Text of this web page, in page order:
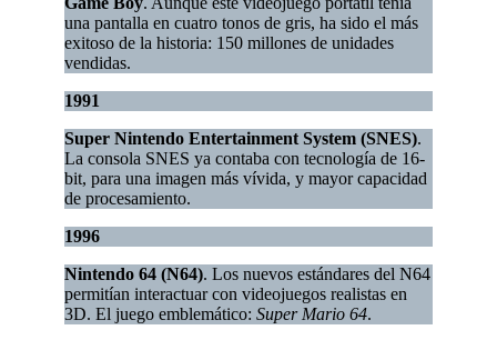
una pantalla en cuatro tonos de gris, ha sido el más
exitoso de la historia: 150 millones de unidades
vendidas.
1991
Super Nintendo Entertainment System (SNES).
La consola SNES ya contaba con tecnología de 16-
bit, para una imagen más vívida, y mayor capacidad
de procesamiento.
1996
Nintendo 64 (N64). Los nuevos estándares del N64
permitían interactuar con videojuegos realistas en
3D. El juego emblemático: Super Mario 64.